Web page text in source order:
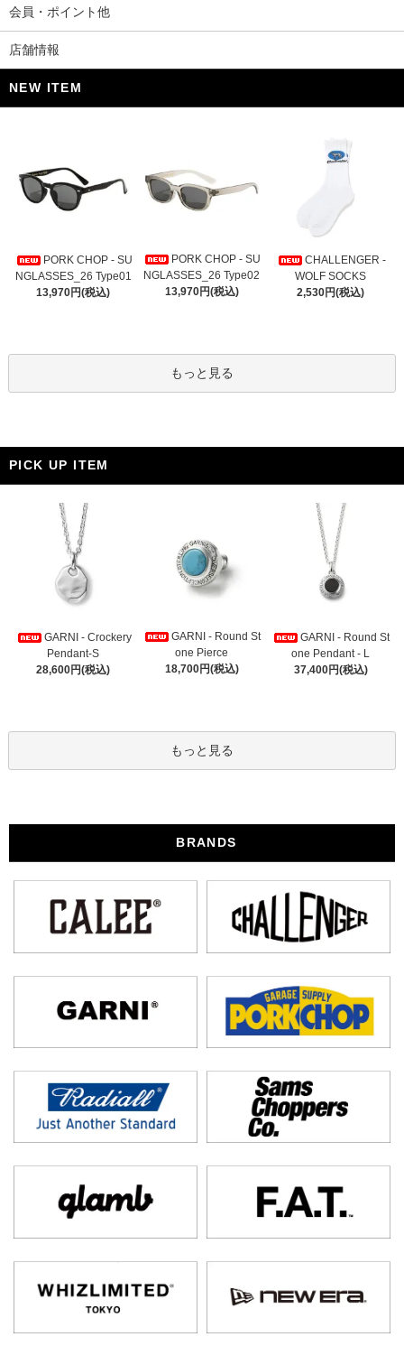
会員・ポイント他
店舗情報
NEW ITEM
PORK CHOP - SU
NGLASSES_26 Type01
13,970円(税込)
PORK CHOP - SU
NGLASSES_26 Type02
13,970円(税込)
CHALLENGER -
WOLF SOCKS
2,530円(税込)
もっと見る
PICK UP ITEM
GARNI - Crockery
Pendant-S
28,600円(税込)
GARNI - Round St
one Pierce
18,700円(税込)
GARNI - Round St
one Pendant - L
37,400円(税込)
もっと見る
BRANDS